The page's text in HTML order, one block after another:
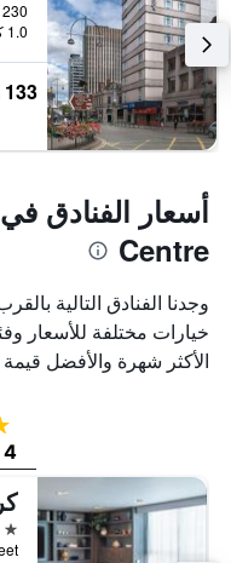
1.0 كيلومتر عن وسط المدينة
133 ﷼
Centre
خيارات مختلفة للأسعار
الأكثر شهرة والأفضل
4 نجوم أو أكثر
4 نجوم